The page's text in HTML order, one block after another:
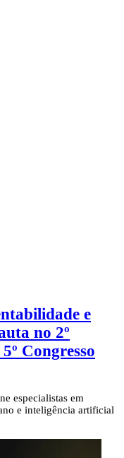
e
no 2º
Congresso
especialistas em
e inteligência artificial